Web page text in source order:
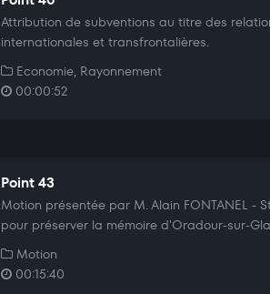
Attribution de subventions au titre des
internationales et transfrontalières.
Economie, Rayonnement
00:00:52
Point 43
Motion présentée par M. Alain FONTANEL -
pour préserver la mémoire d'Oradour-sur-
Motion
00:15:40